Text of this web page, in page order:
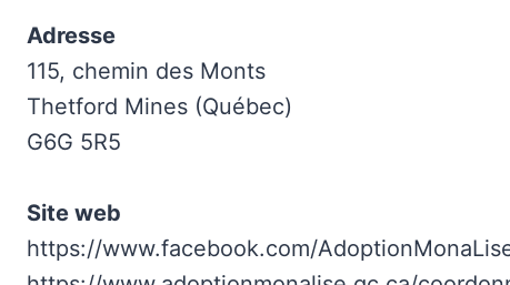
Adresse
115, chemin des Monts
Thetford Mines (Québec)
G6G 5R5
Site web
https://www.facebook.com/